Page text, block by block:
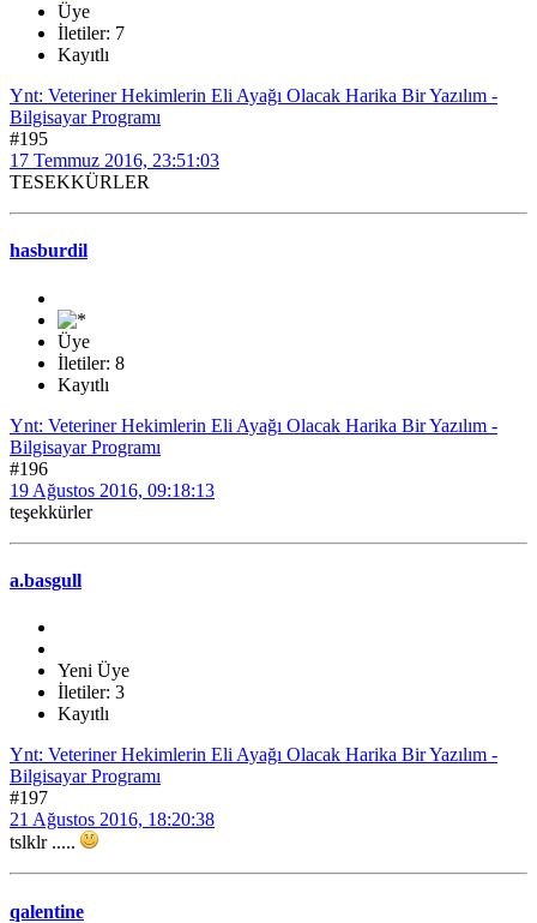
Üye
İletiler: 7
Kayıtlı
Ynt: Veteriner Hekimlerin Eli Ayağı Olacak Harika Bir Yazılım -
Bilgisayar Programı
#195
17 Temmuz 2016, 23:51:03
TESEKKÜRLER
hasburdil
Üye
İletiler: 8
Kayıtlı
Ynt: Veteriner Hekimlerin Eli Ayağı Olacak Harika Bir Yazılım -
Bilgisayar Programı
#196
19 Ağustos 2016, 09:18:13
teşekkürler
a.basgull
Yeni Üye
İletiler: 3
Kayıtlı
Ynt: Veteriner Hekimlerin Eli Ayağı Olacak Harika Bir Yazılım -
Bilgisayar Programı
#197
21 Ağustos 2016, 18:20:38
tslklr .....
qalentine